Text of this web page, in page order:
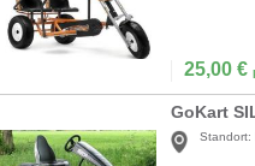
25,00 €
GoKart
Standort: